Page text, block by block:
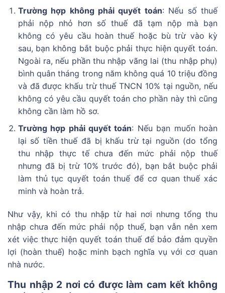
Trường hợp không phải quyết toán: Nếu số thuế
phải nộp nhỏ hơn số thuế đã tạm nộp mà bạn
không có yêu cầu hoàn thuế hoặc bù trừ vào kỳ
sau, bạn không bắt buộc phải thực hiện quyết toán.
Ngoài ra, nếu phần thu nhập vãng lai (thu nhập phụ)
bình quân tháng trong năm không quá 10 triệu đồng
và đã được khấu trừ thuế TNCN 10% tại nguồn, nếu
không có yêu cầu quyết toán cho phần này thì cũng
không cần làm hồ sơ.
Trường hợp phải quyết toán: Nếu bạn muốn hoàn
lại số tiền thuế đã bị khấu trừ tại nguồn (do tổng
thu nhập thực tế chưa đến mức phải nộp thuế
nhưng đã bị trừ 10% trước đó), bạn bắt buộc phải
làm thủ tục quyết toán thuế để cơ quan thuế xác
minh và hoàn trả.
Như vậy, khi có thu nhập từ hai nơi nhưng tổng thu
nhập chưa đến mức phải nộp thuế, bạn vẫn nên xem
xét việc thực hiện quyết toán thuế để bảo đảm quyền
lợi (hoàn thuế) hoặc minh bạch nghĩa vụ với cơ quan
nhà nước.
Thu nhập 2 nơi có được làm cam kết không